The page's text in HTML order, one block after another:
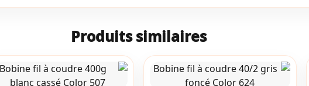
Produits similaires